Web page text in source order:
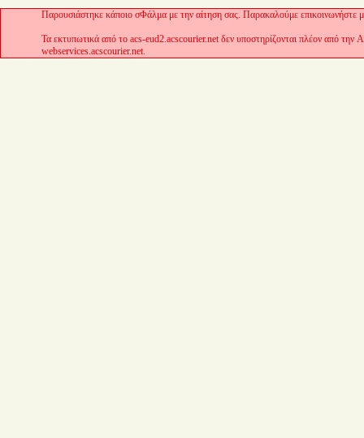
Παρουσιάστηκε κάποιο σΦάλμα με την αίτηση σας. Παρακαλούμε επικοινωνήστε
Τα εκτυπωτικά από το acs-eud2.acscourier.net δεν υποστηρίζονται πλέον από την
webservices.acscourier.net.